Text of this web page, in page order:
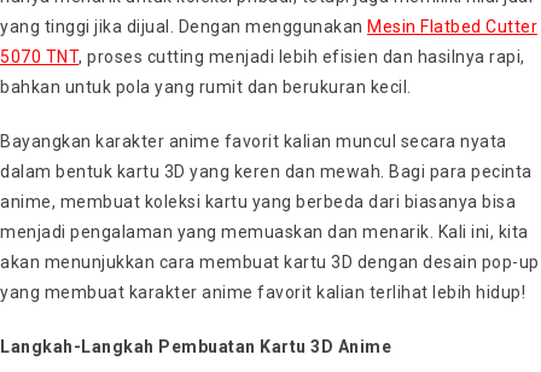
yang tinggi jika dijual. Dengan menggunakan Mesin Flatbed Cutter
5070 TNT, proses cutting menjadi lebih efisien dan hasilnya rapi,
bahkan untuk pola yang rumit dan berukuran kecil.
Bayangkan karakter anime favorit kalian muncul secara nyata
dalam bentuk kartu 3D yang keren dan mewah. Bagi para pecinta
anime, membuat koleksi kartu yang berbeda dari biasanya bisa
menjadi pengalaman yang memuaskan dan menarik. Kali ini, kita
akan menunjukkan cara membuat kartu 3D dengan desain pop-up
yang membuat karakter anime favorit kalian terlihat lebih hidup!
Langkah-Langkah Pembuatan Kartu 3D Anime